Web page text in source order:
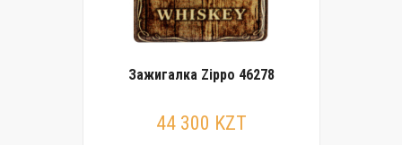
Зажигалка Zippo 46278
44 300 KZT